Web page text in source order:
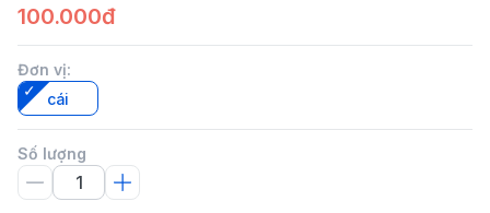
100.000đ
Đơn vị:
cái
Số lượng